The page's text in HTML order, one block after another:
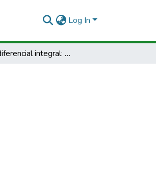
Log In
Cálculo diferencial integral: aplicações na educação básica